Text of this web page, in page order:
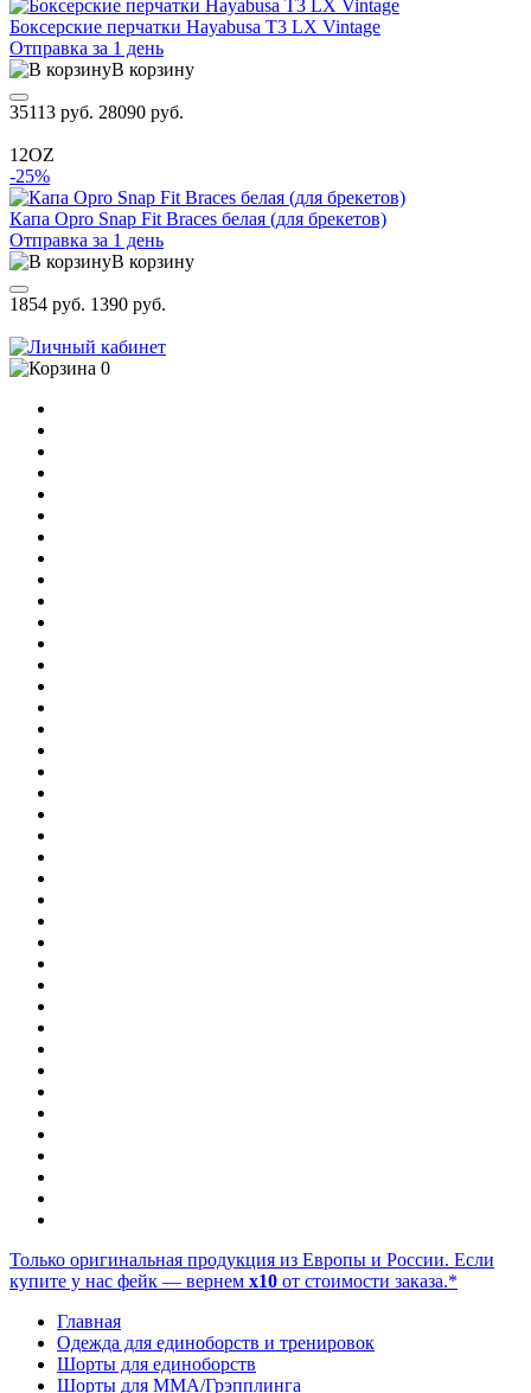
Боксерские перчатки Hayabusa T3 LX Vintage
Отправка за 1 день
В корзину
35113 руб. 28090 руб.
12OZ
-25%
Капа Opro Snap Fit Braces белая (для брекетов)
Отправка за 1 день
В корзину
1854 руб. 1390 руб.
0
Только оригинальная продукция из Европы и России. Если
купите у нас фейк — вернем x10 от стоимости заказа.*
Главная
Одежда для единоборств и тренировок
Шорты для единоборств
Шорты для ММА/Грэпплинга